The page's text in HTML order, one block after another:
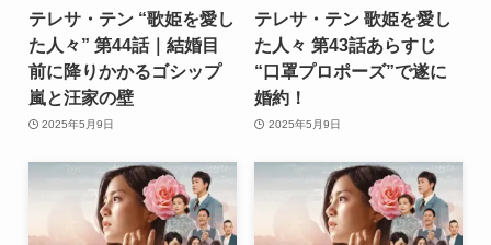
テレサ・テン “歌姫を愛し
た人々” 第44話｜結婚目
前に降りかかるゴシップ
嵐と汪家の壁
2025年5月9日
テレサ・テン 歌姫を愛し
た人々 第43話あらすじ
“口罩プロポーズ”で遂に
婚約！
2025年5月9日